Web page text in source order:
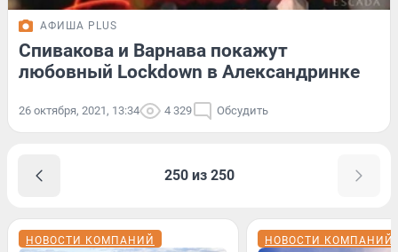
АФИША PLUS
Спивакова и Варнава покажут
любовный Lockdown в Александринке
26 октября, 2021, 13:34 4 329 Обсудить
250 из 250
НОВОСТИ КОМПАНИЙ НОВОСТИ КОМПАНИЙ